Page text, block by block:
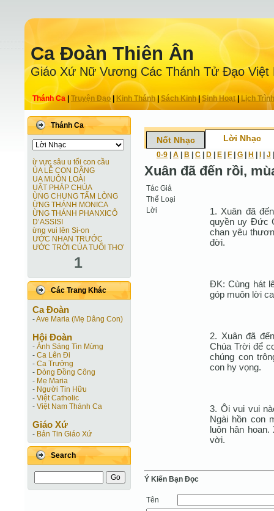
Ca Ðoàn Thiên Ân
Giáo Xứ Nữ Vương Các Thánh Tử Ðạo Việt
Thánh Ca Truyện Ðạo| Kinh Thánh Sách Kinh|Sinh Hoạt| Lịch Trình
Thánh Ca
ừ vực sâu u tối con cầu
ỦA LỄ CON DÂNG
UA MUÔN LOÀI
UẬT PHÁP CHÚA
ÙNG CHUNG TẤM LÒNG
ỪNG THÁNH MONICA
ỪNG THÁNH PHANXICÔ
D’ASSISI
ừng vui lên Si-on
ƯỚC NHAN TRƯỚC
ƯỚC TRỜI CỦA TUỔI THƠ
1
Các Trang Khác
Ca Ðoàn
-Ave Maria (Mẹ Dâng Con)
Hội Ðoàn
- Ánh Sáng Tin Mừng
- Ca Lên Đi
- Ca Trưởng
- Dòng Đồng Công
- Mẹ Maria
- Người Tin Hữu
- Việt Catholic
- Việt Nam Thánh Ca
Giáo Xứ
- Bản Tin Giáo Xứ
Search
Nốt Nhạc Lời Nhạc
0-9 A B C D E F G H J
Xuân đã đến rồi,
Tác Giả
Thể Loại
Lời
1. Xuân đã
quyền uy Ðức
chan yêu
đời.
ÐK: Cùng hát
góp muôn lời
2. Xuân đã
Chúa Trời để
chúng con
con hy vọng.
3. Ôi vui vui
Ngài hồn con
luôn hân
vời.
Ý Kiến Bạn Ðọc
Tên